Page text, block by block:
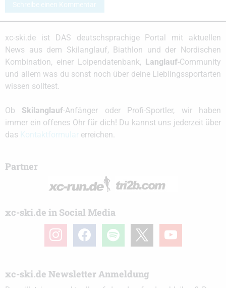
Schreibe einen Kommentar
xc-ski.de ist DAS deutschsprachige Portal mit aktuellen
News aus dem Skilanglauf, Biathlon und der Nordischen
Kombination, einer Loipendatenbank,
Langlauf-Community
und allem was du sonst noch über deine Lieblingssportarten
wissen solltest.
Ob Skilanglauf-Anfänger oder Profi-Sportler, wir haben
immer ein offenes Ohr für dich! Du kannst uns jederzeit über
das
erreichen.
Partner
xc-ski.de in Social Media
instagramfacebook spotify youtube
xc-ski.de Newsletter Anmeldung